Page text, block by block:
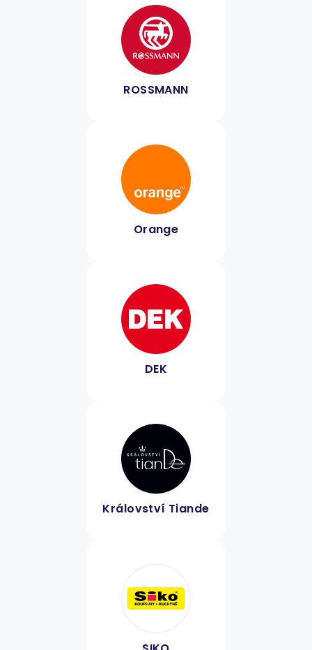
ROSSMANN
Orange
DEK
Království Tiande